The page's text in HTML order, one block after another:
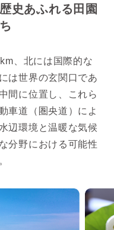
史あふれる田園
、北には国際的な
は世界の玄関口であ
間に位置し、これら
車道（圏央道）によ
辺環境と温暖な気候
分野における可能性